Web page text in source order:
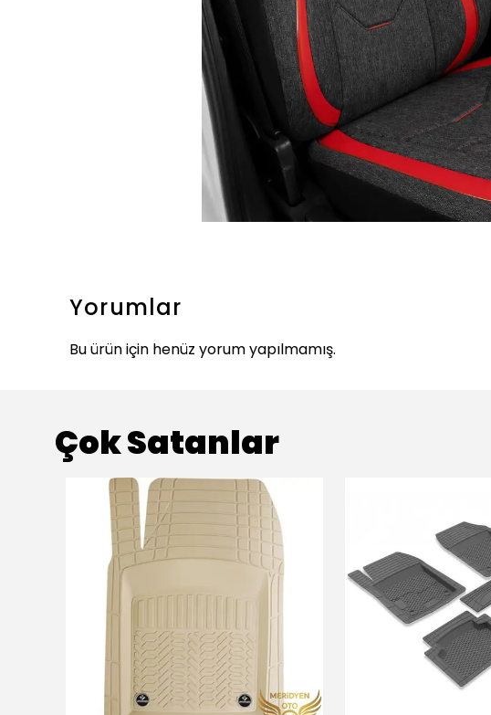
Yorumlar
Bu ürün için henüz yorum yapılmamış.
Çok Satanlar